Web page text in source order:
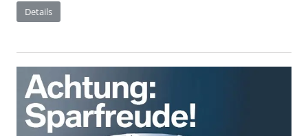
Details